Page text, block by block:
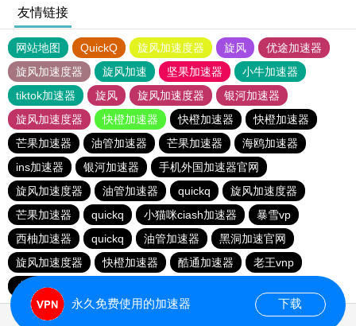
友情链接
网站地图 QuickQ 旋风加速度器 旋风
优途加速器
旋风加速度器
旋风加速 坚果加速器
小牛加速器
tiktok加速器
旋风 旋风加速度器
银河加速器
旋风加速度器
快橙加速器 快橙加速器
快橙加速器
芒果加速器
油管加速器 芒果加速器
海鸥加速器
ins加速器
银河加速器
手机外国加速器官网
旋风加速度器
油管加速器 quickq
旋风加速度器
芒果加速器
quickq 小猫咪ciash加速器
暴雪vp
西柚加速器
quickq 油管加速器
黑洞加速官网
旋风加速度器
快橙加速器 酷通加速器
老王vnp
小猫咪ciash加速器
永久免费使用的加速器 下载